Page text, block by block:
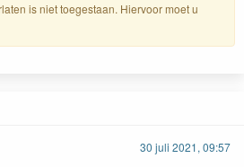
is niet toegestaan. Hiervoor moet u
30 juli 2021, 09:57